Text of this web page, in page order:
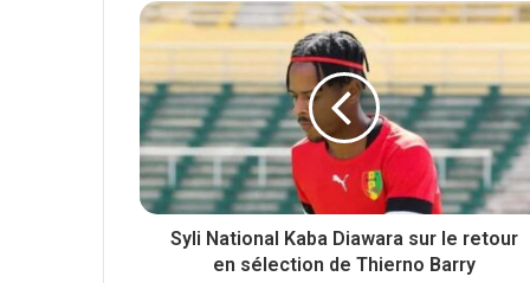
i
t
e
b
o
o
k
e
r
Syli National Kaba Diawara sur le retour
en sélection de Thierno Barry